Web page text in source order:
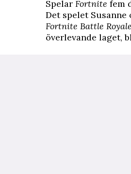
Spelar Fortnite fem
Det spelet
Fortnite Battle Royale
överlevande laget,